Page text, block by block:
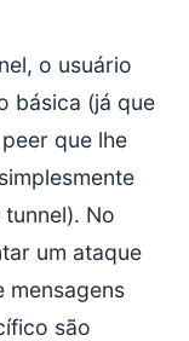
o usuário
básica (já que
que lhe
No
um ataque
mensagens
são